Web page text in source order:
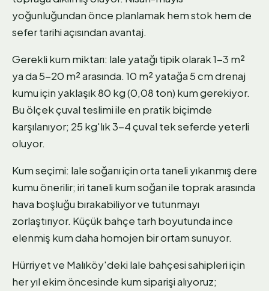
yoğunluğundan önce planlamak hem stok hem de
sefer tarihi açısından avantaj.
Gerekli kum miktarı: lale yatağı tipik olarak 1-3 m²
ya da 5-20 m² arasında. 10 m² yatağa 5 cm drenaj
kumu için yaklaşık 80 kg (0,08 ton) kum gerekiyor.
Bu ölçek çuval teslimi ile en pratik biçimde
karşılanıyor; 25 kg'lık 3-4 çuval tek seferde yeterli
oluyor.
Kum seçimi: lale soğanı için orta taneli yıkanmış dere
kumu önerilir; iri taneli kum soğan ile toprak arasında
hava boşluğu bırakabiliyor ve tutunmayı
zorlaştırıyor. Küçük bahçe tarh boyutunda ince
elenmiş kum daha homojen bir ortam sunuyor.
Hürriyet ve Malıköy'deki lale bahçesi sahipleri için
her yıl ekim öncesinde kum siparişi alıyoruz;